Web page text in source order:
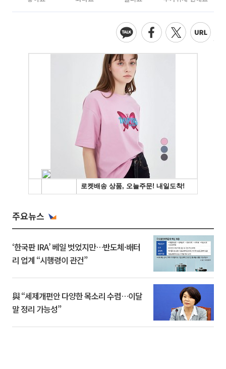
주요뉴스
‘한국판 IRA’ 베일 벗었지만…반도체·배터
리 업계 “시행령이 관건”
與 “세제개편안 다양한 목소리 수렴…이달
말 정리 가능성”